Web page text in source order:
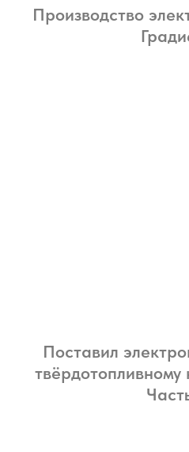
Производство
Поставил
твёрдотопливному